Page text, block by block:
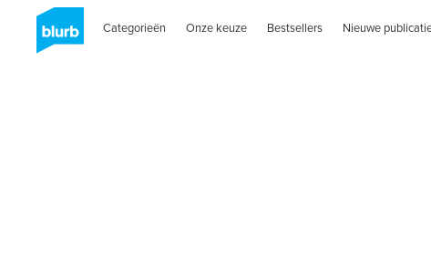
Categorieën Onze keuze Bestsellers Nieuwe